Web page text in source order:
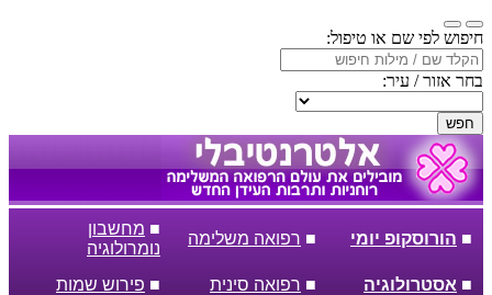
חיפוש לפי שם או טיפול:
בחר אזור / עיר:
חפש
■ הורוסקופ יומי ■ רפואה משלימה
■ מחשבון
נומרולוגיה
■ אסטרולוגיה ■ רפואה סינית ■ פירוש שמות